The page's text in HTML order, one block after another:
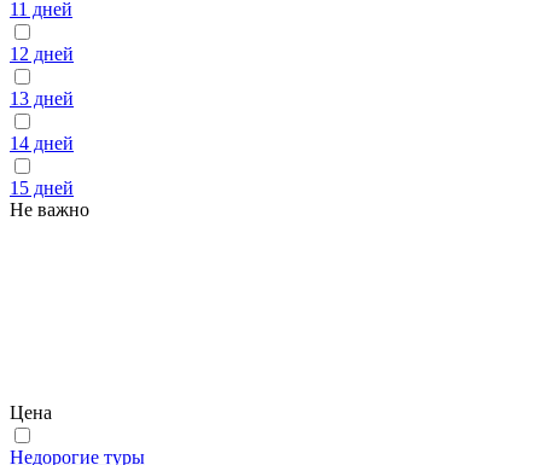
11 дней
12 дней
13 дней
14 дней
15 дней
Не важно
Цена
Недорогие туры